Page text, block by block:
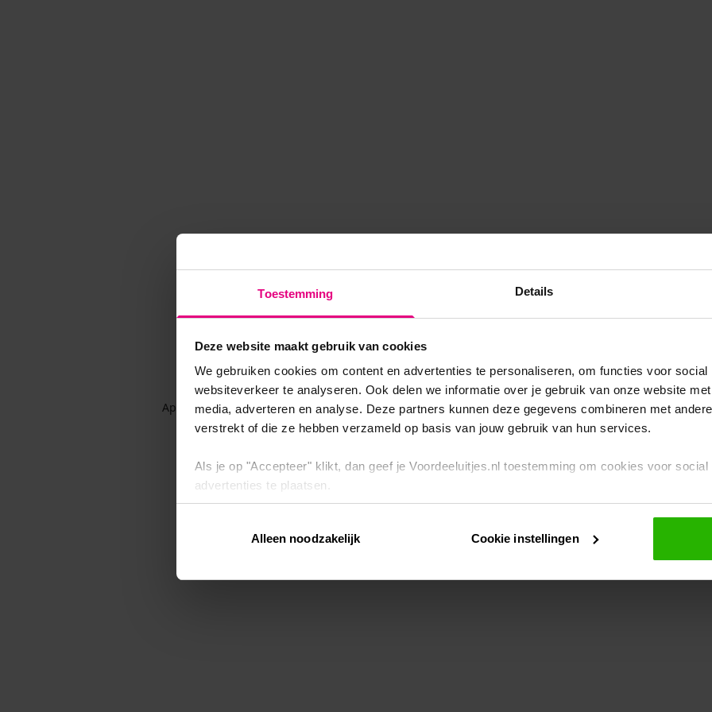
Toestemming Details
Deze website maakt gebruik van cookies
We gebruiken cookies om content en advertenties te personaliseren, om functies voor
websiteverkeer te analyseren. Ook delen we informatie over je gebruik van onze website
media, adverteren en analyse. Deze partners kunnen deze gegevens combineren met
verstrekt of die ze hebben verzameld op basis van jouw gebruik van hun services.
Als je op "Accepteer" klikt, dan geef je Voordeeluitjes.nl toestemming om cookies voor
advertenties te plaatsen.
Via "Cookie instellingen" kun je ook zelf instellen welke cookies worden geplaatst. Je kunt je
intrekken op onscookiebeleid.
Alleen noodzakelijk Cookie instellingen
Application error: a client-side exception has occurred while loadingwww.voordeeluitjes.nl (see the